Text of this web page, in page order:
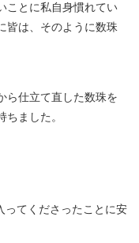
ことに私自身慣れてい
皆は、そのように数珠
ら仕立て直した数珠を
ました。
てくださったことに安